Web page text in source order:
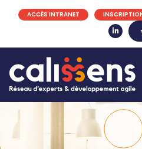
ACCÈS INTRANET